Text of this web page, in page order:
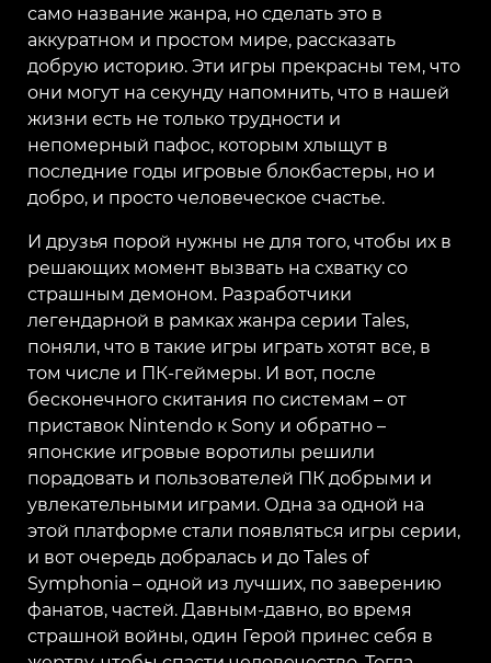
само название жанра, но сделать это в
аккуратном и простом мире, рассказать
добрую историю. Эти игры прекрасны тем, что
они могут на секунду напомнить, что в нашей
жизни есть не только трудности и
непомерный пафос, которым хлыщут в
последние годы игровые блокбастеры, но и
добро, и просто человеческое счастье.
И друзья порой нужны не для того, чтобы их в
решающих момент вызвать на схватку со
страшным демоном. Разработчики
легендарной в рамках жанра серии Tales,
поняли, что в такие игры играть хотят все, в
том числе и ПК-геймеры. И вот, после
бесконечного скитания по системам – от
приставок Nintendo к Sony и обратно –
японские игровые воротилы решили
порадовать и пользователей ПК добрыми и
увлекательными играми. Одна за одной на
этой платформе стали появляться игры серии,
и вот очередь добралась и до Tales of
Symphonia – одной из лучших, по заверению
фанатов, частей. Давным-давно, во время
страшной войны, один Герой принес себя в